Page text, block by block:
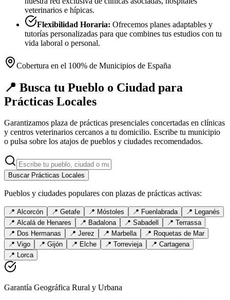
veterinarios e hípicas.
Flexibilidad Horaria: Ofrecemos planes adaptables y
tutorías personalizadas para que combines tus estudios con tu
vida laboral o personal.
Cobertura en el 100% de Municipios de España
📍 Busca tu Pueblo o Ciudad para
Prácticas Locales
Garantizamos plaza de prácticas presenciales concertadas en clínicas
y centros veterinarios cercanos a tu domicilio. Escribe tu municipio
o pulsa sobre los atajos de pueblos y ciudades recomendados.
Buscar Prácticas Locales
Pueblos y ciudades populares con plazas de prácticas activas:
📍 Alcorcón 📍 Getafe 📍 Móstoles 📍 Fuenlabrada 📍 Leganés
📍 Alcalá de Henares 📍 Badalona 📍 Sabadell 📍 Terrassa
📍 Dos Hermanas 📍 Jerez 📍 Marbella 📍 Roquetas de Mar
📍 Vigo 📍 Gijón 📍 Elche 📍 Torrevieja 📍 Cartagena
📍 Lorca
Garantía Geográfica Rural y Urbana